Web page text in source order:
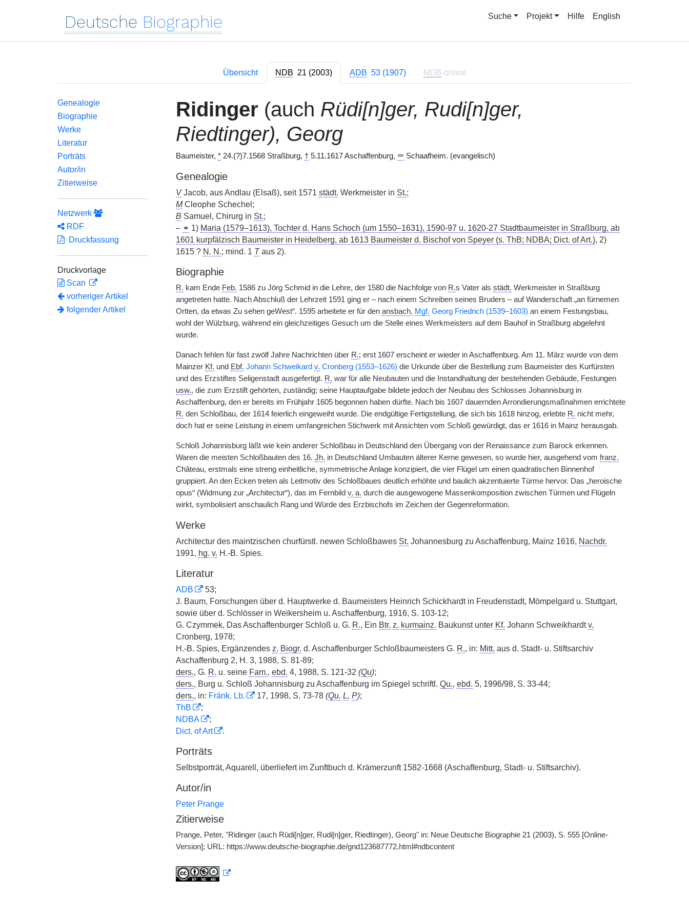
Deutsche Biographie Suche Projekt Hilfe English
Übersicht NDB 21 (2003) ADB 53 (1907) NDB-online
Genealogie
Biographie
Werke
Literatur
Porträts
Autor/in
Zitierweise
Netzwerk
RDF
Druckfassung
Druckvorlage
Scan
vorheriger Artikel
folgender Artikel
Ridinger (auch Rüdi[n]ger, Rudi[n]ger,
Riedtinger), Georg
Baumeister, *24.(?)7.1568 Straßburg, †5.11.1617 Aschaffenburg, ⚰ Schaafheim. (evangelisch)
Genealogie
VJacob, aus Andlau (Elsaß), seit 1571 städt. Werkmeister in St.;
MCleophe Schechel;
B Samuel, Chirurg in St.;
– ⚭ 1) Maria (1579–1613), Tochter d. Hans Schoch (um 1550–1631), 1590-97 u. 1620-27 Stadtbaumeister in Straßburg, ab
1601 kurpfälzisch Baumeister in Heidelberg, ab 1613 Baumeister d. Bischof von Speyer (s. ThB; NDBA; Dict. of Art.), 2)
1615 ? N. N.; mind. 1 Taus 2).
Biographie
R. kam Ende Feb. 1586 zu Jörg Schmid in die Lehre, der 1580 die Nachfolge von R.s Vater als städt. Werkmeister in Straßburg
angetreten hatte. Nach Abschluß der Lehrzeit 1591 ging er – nach einem Schreiben seines Bruders – auf Wanderschaft „an fürnemen
Ortten, da etwas Zu sehen geWest“. 1595 arbeitete er für den ansbach. Mgf. Georg Friedrich (1539–1603) an einem Festungsbau,
wohl der Wülzburg, während ein gleichzeitiges Gesuch um die Stelle eines Werkmeisters auf dem Bauhof in Straßburg abgelehnt
wurde.
Danach fehlen für fast zwölf Jahre Nachrichten über R.; erst 1607 erscheint er wieder in Aschaffenburg. Am 11. März wurde von dem
Mainzer Kf. und Ebf. Johann Schweikard v. Cronberg (1553–1626) die Urkunde über die Bestellung zum Baumeister des Kurfürsten
und des Erzstiftes Seligenstadt ausgefertigt. R. war für alle Neubauten und die Instandhaltung der bestehenden Gebäude, Festungen
usw., die zum Erzstift gehörten, zuständig; seine Hauptaufgabe bildete jedoch der Neubau des Schlosses Johannisburg in
Aschaffenburg, den er bereits im Frühjahr 1605 begonnen haben dürfte. Nach bis 1607 dauernden Arrondierungsmaßnahmen errichtete
R. den Schloßbau, der 1614 feierlich eingeweiht wurde. Die endgültige Fertigstellung, die sich bis 1618 hinzog, erlebte R. nicht mehr,
doch hat er seine Leistung in einem umfangreichen Stichwerk mit Ansichten vom Schloß gewürdigt, das er 1616 in Mainz herausgab.
Schloß Johannisburg läßt wie kein anderer Schloßbau in Deutschland den Übergang von der Renaissance zum Barock erkennen.
Waren die meisten Schloßbauten des 16. Jh. in Deutschland Umbauten älterer Kerne gewesen, so wurde hier, ausgehend vom franz.
Château, erstmals eine streng einheitliche, symmetrische Anlage konzipiert, die vier Flügel um einen quadratischen Binnenhof
gruppiert. An den Ecken treten als Leitmotiv des Schloßbaues deutlich erhöhte und baulich akzentuierte Türme hervor. Das „heroische
opus“ (Widmung zur „Architectur“), das im Fernbild v. a. durch die ausgewogene Massenkomposition zwischen Türmen und Flügeln
wirkt, symbolisiert anschaulich Rang und Würde des Erzbischofs im Zeichen der Gegenreformation.
Werke
Architectur des maintzischen churfürstl. newen Schloßbawes St. Johannesburg zu Aschaffenburg, Mainz 1616, Nachdr.
1991, hg. v. H.-B. Spies.
Literatur
ADB
53;
J. Baum, Forschungen über d. Hauptwerke d. Baumeisters Heinrich Schickhardt in Freudenstadt, Mömpelgard u. Stuttgart,
sowie über d. Schlösser in Weikersheim u. Aschaffenburg, 1916, S. 103-12;
G. Czymmek, Das Aschaffenburger Schloß u. G. R., Ein Btr. z. kurmainz. Baukunst unter Kf. Johann Schweikhardtv.
Cronberg, 1978;
H.-B. Spies, Ergänzendes z. Biogr. d. Aschaffenburger Schloßbaumeisters G. R., in: Mitt. aus d. Stadt- u. Stiftsarchiv
Aschaffenburg 2, H. 3, 1988, S. 81-89;
ders., G. R. u. seine Fam., ebd. 4, 1988, S. 121-32 (Qu);
ders., Burg u. Schloß Johannisburg zu Aschaffenburg im Spiegel schriftl. Qu., ebd. 5, 1996/98, S. 33-44;
ders., in: Fränk. Lb. 17, 1998, S. 73-78 (Qu. L, P);
ThB
;
NDBA
;
Dict. of Art
.
Porträts
Selbstporträt, Aquarell, überliefert im Zunftbuch d. Krämerzunft 1582-1668 (Aschaffenburg, Stadt- u. Stiftsarchiv).
Autor/in
Peter Prange
Zitierweise
Prange, Peter, "Ridinger (auch Rüdi[n]ger, Rudi[n]ger, Riedtinger), Georg" in: Neue Deutsche Biographie 21 (2003), S. 555 [Online-
Version]; URL: https://www.deutsche-biographie.de/gnd123687772.html#ndbcontent